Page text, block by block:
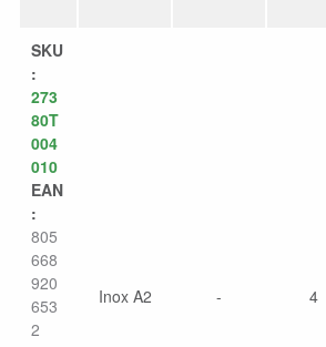
SKU
:
273
80T
004
010
EAN
:
805
668
920
653
2
Inox A2 - 4